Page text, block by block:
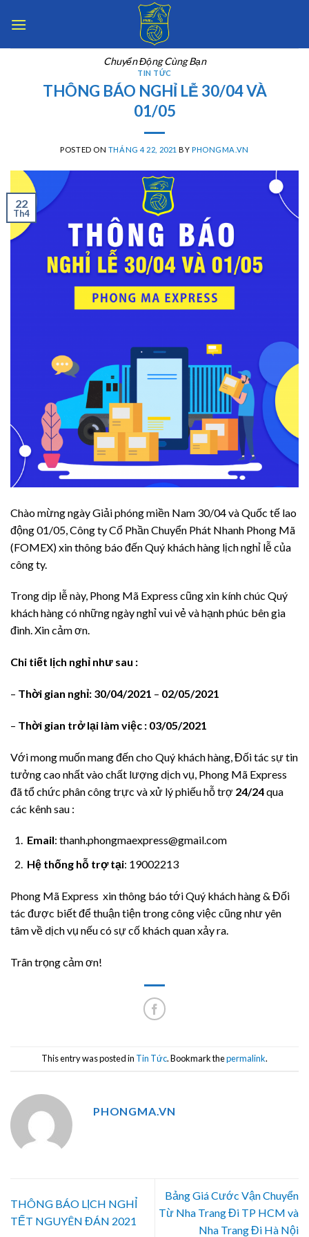
Chuyển Động Cùng Bạn
TIN TỨC
THÔNG BÁO NGHỈ LỄ 30/04 VÀ
01/05
POSTED ON THÁNG 4 22, 2021 BYPHONGMA.VN
22
Th4
Chào mừng ngày Giải phóng miền Nam 30/04 và Quốc tế lao
động 01/05, Công ty Cổ Phần Chuyển Phát Nhanh Phong Mã
(FOMEX) xin thông báo đến Quý khách hàng lịch nghỉ lễ của
công ty.
Trong dịp lễ này, Phong Mã Express cũng xin kính chúc Quý
khách hàng có những ngày nghỉ vui vẻ và hạnh phúc bên gia
đình. Xin cảm ơn.
Chi tiết lịch nghỉ như sau :
– Thời gian nghỉ: 30/04/2021 – 02/05/2021
– Thời gian trở lại làm việc : 03/05/2021
Với mong muốn mang đến cho Quý khách hàng, Đối tác sự tin
tưởng cao nhất vào chất lượng dịch vụ, Phong Mã Express
đã tổ chức phân công trực và xử lý phiếu hỗ trợ 24/24qua
các kênh sau :
Email: thanh.phongmaexpress@gmail.com
Hệ thống hỗ trợ tại: 19002213
Phong Mã Express xin thông báo tới Quý khách hàng & Đối
tác được biết để thuận tiện trong công việc cũng như yên
tâm về dịch vụ nếu có sự cố khách quan xảy ra.
Trân trọng cảm ơn!
This entry was posted in Tin Tức. Bookmark thepermalink.
PHONGMA.VN
THÔNG BÁO LỊCH NGHỈ
TẾT NGUYÊN ĐÁN 2021
Bảng Giá Cước Vận Chuyển
Từ Nha Trang Đi TP HCM và
Nha Trang Đi Hà Nội